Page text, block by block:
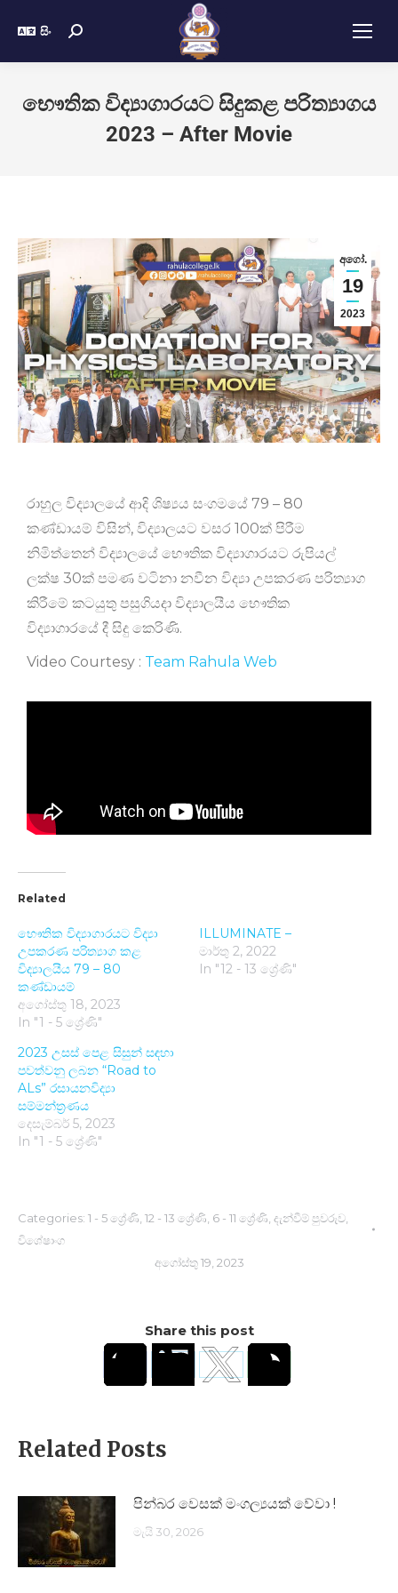
සිං
භෞතික විද්‍යාගාරයට සිදුකළ පරිත්‍යාගය
2023 – After Movie
අගෝ.
19
2023
රාහුල විද්‍යාලයේ ආදි ශිෂ්‍යය සංගමයේ 79 – 80
කණ්ඩායම් විසින්, විද්‍යාලයට වසර 100ක් පිරීම
නිමිත්තෙන් විද්‍යාලයේ භෞතික විද්‍යාගාරයට රුපියල්
ලක්ෂ 30ක් පමණ වටිනා නවීන විද්‍යා උපකරණ පරිත්‍යාග
කිරීමේ කටයුතු පසුගියදා විද්‍යාලයීය භෞතික
විද්‍යාගාරයේ දී සිදු කෙරිණි.
Video Courtesy : Team Rahula Web
Related
භෞතික විද්‍යාගාරයට විද්‍යා
උපකරණ පරිත්‍යාග කළ
විද්‍යාලයීය 79 – 80
කණ්ඩායම්
අගෝස්තු 18, 2023
In "1 - 5 ශ්‍රේණි"
ILLUMINATE –
මාර්තු 2, 2022
In "12 - 13 ශ්‍රේණි"
2023 උසස් පෙළ සිසුන් සඳහා
පවත්වනු ලබන “Road to
ALs” රසායනවිද්‍යා
සම්මන්ත්‍රණය
දෙසැම්බර් 5, 2023
In "1 - 5 ශ්‍රේණි"
Categories: 1 - 5 ශ්‍රේණි 12 - 13 ශ්‍රේණි 6 - 11 ශ්‍රේණි දැන්වීම් පුවරුව
විශේෂාංග
අගෝස්තු 19, 2023
Share this post
Related Posts
පින්බර වෙසක් මංගල්‍යයක් වේවා !
මැයි 30, 2026